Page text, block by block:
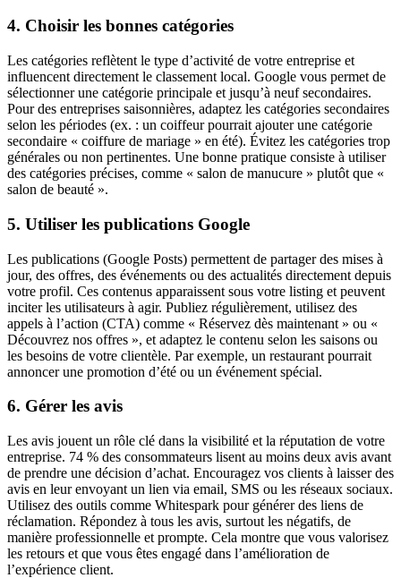
4. Choisir les bonnes catégories
Les catégories reflètent le type d’activité de votre entreprise et
influencent directement le classement local. Google vous permet de
sélectionner une catégorie principale et jusqu’à neuf secondaires.
Pour des entreprises saisonnières, adaptez les catégories secondaires
selon les périodes (ex. : un coiffeur pourrait ajouter une catégorie
secondaire « coiffure de mariage » en été). Évitez les catégories trop
générales ou non pertinentes. Une bonne pratique consiste à utiliser
des catégories précises, comme « salon de manucure » plutôt que «
salon de beauté ».
5. Utiliser les publications Google
Les publications (Google Posts) permettent de partager des mises à
jour, des offres, des événements ou des actualités directement depuis
votre profil. Ces contenus apparaissent sous votre listing et peuvent
inciter les utilisateurs à agir. Publiez régulièrement, utilisez des
appels à l’action (CTA) comme « Réservez dès maintenant » ou «
Découvrez nos offres », et adaptez le contenu selon les saisons ou
les besoins de votre clientèle. Par exemple, un restaurant pourrait
annoncer une promotion d’été ou un événement spécial.
6. Gérer les avis
Les avis jouent un rôle clé dans la visibilité et la réputation de votre
entreprise. 74 % des consommateurs lisent au moins deux avis avant
de prendre une décision d’achat. Encouragez vos clients à laisser des
avis en leur envoyant un lien via email, SMS ou les réseaux sociaux.
Utilisez des outils comme Whitespark pour générer des liens de
réclamation. Répondez à tous les avis, surtout les négatifs, de
manière professionnelle et prompte. Cela montre que vous valorisez
les retours et que vous êtes engagé dans l’amélioration de
l’expérience client.